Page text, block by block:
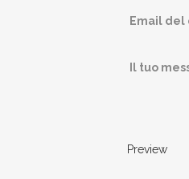
Email
Il tuo
Preview